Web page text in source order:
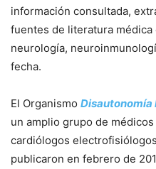
información consultada,
fuentes de literatura médica
neurología,
fecha.
El Organismo
un amplio grupo de
cardiólogos
publicaron en febrero de